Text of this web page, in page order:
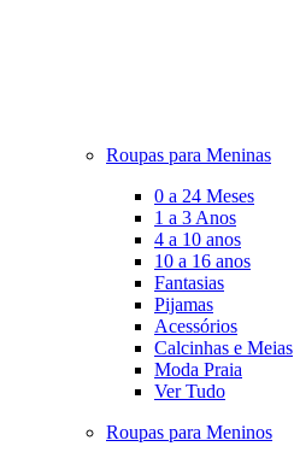
Roupas para Meninas
0 a 24 Meses
1 a 3 Anos
4 a 10 anos
10 a 16 anos
Fantasias
Pijamas
Acessórios
Calcinhas e Meias
Moda Praia
Ver Tudo
Roupas para Meninos